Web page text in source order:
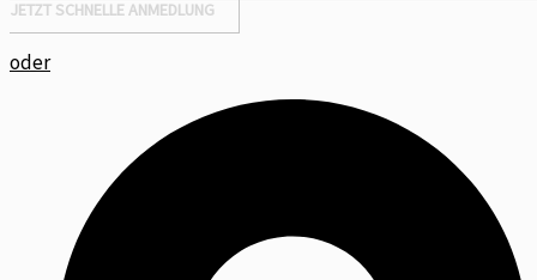
JETZT SCHNELLE ANMEDLUNG
oder